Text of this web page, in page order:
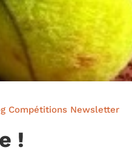
Compétitions Newsletter
!